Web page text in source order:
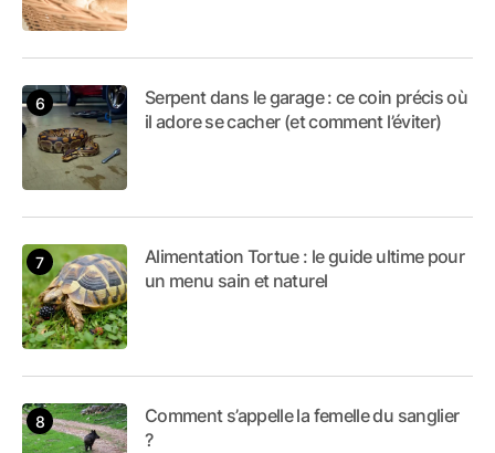
Serpent dans le garage : ce coin précis où
il adore se cacher (et comment l’éviter)
Alimentation Tortue : le guide ultime pour
un menu sain et naturel
Comment s’appelle la femelle du sanglier
?